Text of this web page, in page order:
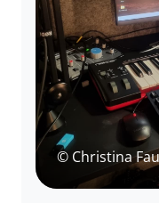
© Christina